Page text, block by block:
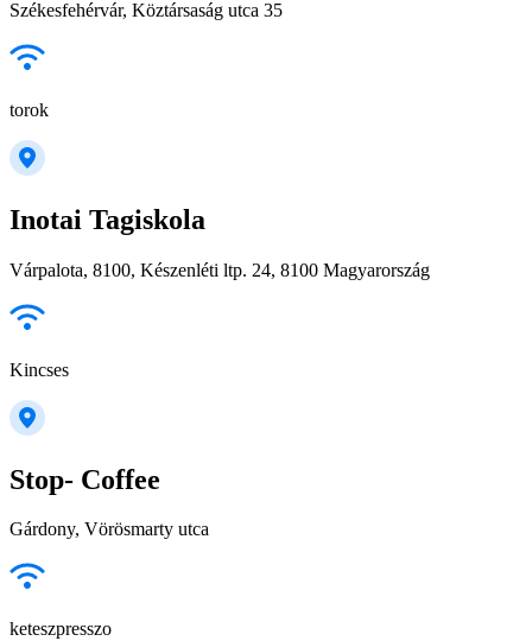
Székesfehérvár, Köztársaság utca 35
torok
Inotai Tagiskola
Várpalota, 8100, Készenléti ltp. 24, 8100 Magyarország
Kincses
Stop- Coffee
Gárdony, Vörösmarty utca
keteszpresszo